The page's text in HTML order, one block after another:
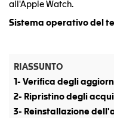
all'Apple Watch.
Sistema operativo del
RIASSUNTO
1- Verifica degli
2- Ripristino degli
3- Reinstallazione